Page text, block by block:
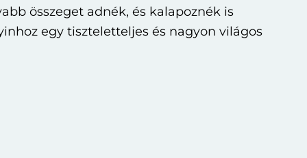
összeget adnék, és kalapoznék is
egy tiszteletteljes és nagyon világos